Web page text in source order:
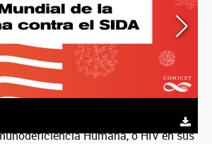
Humana, o HIV en sus